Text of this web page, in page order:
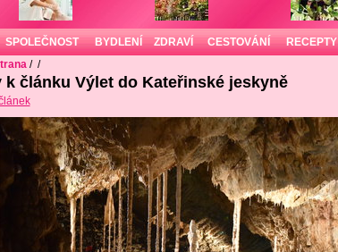
SPOLEČNOST BYDLENÍ ZDRAVÍ CESTOVÁNÍ RECEPTY
/ /
k článku Výlet do Kateřinské jeskyně